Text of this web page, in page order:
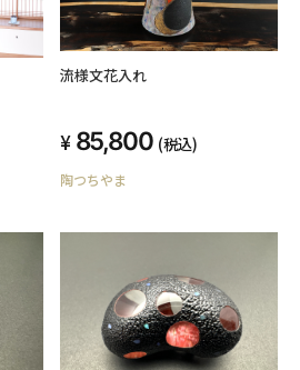
流様文花入れ
85,800 (税込)
陶つちやま